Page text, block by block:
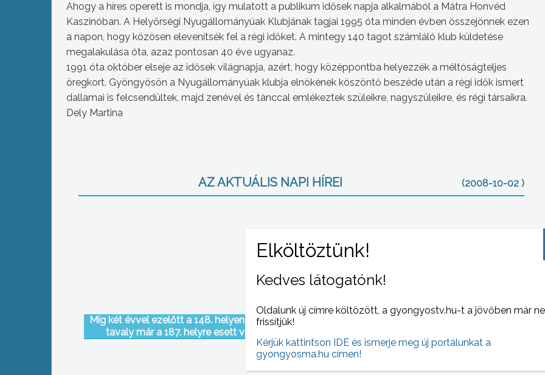
Ahogy a híres operett is mondja, így mulatott a publikum idősek napja alkalmából a Mátra Honvéd
Kaszinóban. A Helyőrségi Nyugállományúak Klubjának tagjai 1995 óta minden évben összejönnek ezen
a napon, hogy közösen elevenítsék fel a régi időket. A mintegy 140 tagot számláló klub küldetése
megalakulása óta, azaz pontosan 40 éve ugyanaz.
1991 óta október elseje az idősek világnapja, azért, hogy középpontba helyezzék a méltóságteljes
öregkort. Gyöngyösön a Nyugállományúak klubja elnökének köszöntő beszéde után a régi idők ismert
dallamai is felcsendültek, majd zenével és tánccal emlékeztek szüleikre, nagyszüleikre, és régi társaikra.
Dely Martina
AZ AKTUÁLIS NAPI HÍREI (2008-10-02 )
Míg két évvel ezelőtt a 148. helyen szerepelt,
tavaly már a 187. helyre esett vissza a
gyöngyösi Bugát Pál Kórház „az év kórháza”
A Földművelési és Vidékfejlesztési
méhész köteles az Országos
Állategészségügyi Információs Rendszerbe
becsatlakozni
Kedves látogatónk!
Oldalunk új címre költözött, a gyongyostv.hu-t a jövőben már
frissítjük!
Kérjük kattintson IDE és ismerje meg új portálunkat a
gyongyosma.hu címen!